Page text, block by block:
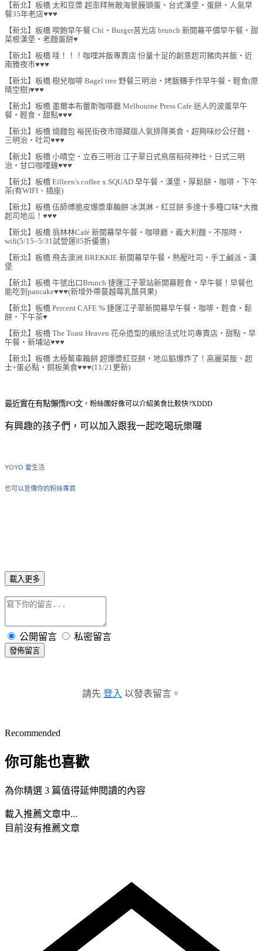
【新北】板橋 太和豆漿 超澎拜無敵海景饅頭蛋‧台式漢堡‧蛋餅‧人氣早
餐35年老店♥♥♥
【新北】板橋 喫飽早午餐 Chi‧Burger莒光店 brunch 新開幕平價早午餐‧甜
菜根漢堡‧老麵蛋餅♥
【新北】板橋 哇！！！咖哩丼飯專賣店 份量十足的創意起司豬肉丼飯‧近
南雅夜市♥♥♥
【新北】板橋 樹兒咖啡 Bagel tree 野餐三明治‧烤飯糰手作早午餐‧輕食(原
晴空樹)♥♥♥
【新北】板橋 墨爾本布蕾斯咖啡廳 Melbourne Press Cafe 迷人的波蛋早午
餐‧輕食‧甜點♥♥♥
【新北】板橋 燒麵包 裕民街夜市隱藏版人氣排隊美食‧超夠味炒公仔麵‧
三明治‧吐司♥♥♥
【新北】板橋 小晴空‧立吞三明治 江子翠日式鳥居稻荷神社‧日式三明
治‧甘口咖哩雞♥♥♥
【新北】板橋 Eilleen's coffee x SQUAD 早午餐‧漢堡‧厚鬆餅‧咖啡‧下午
茶(有WIFI、插座)
【新北】板橋 伍師傅脆皮爆漿車輪餅 冰淇淋‧紅豆餅 多達十多種口味*大推
起司地瓜！♥♥♥
【新北】板橋 翁林林Café 新開幕早午餐‧咖啡廳‧義大利麵‧不限時‧
wifi(5/15~5/31試營運85折優惠)
【新北】板橋 飛去澳洲 BREKKIE 新開幕早午餐‧熱壓吐司‧手工鹹派‧漢
堡
【新北】板橋 午號出口Brunch 捷運江子翠站新開幕輕食‧早午餐！早餐也
能吃到pancake♥♥♥(新增外帶蔓越莓乳酪貝果)
【新北】板橋 Percent CAFE % 捷運江子翠新開幕早午餐‧咖啡‧輕食‧鬆
餅‧下午茶♥
【新北】板橋 The Toast Heaven 花朵造型的繽紛法式吐司專賣店‧甜點‧早
午餐‧新埔站♥♥♥
【新北】板橋 太極鰲車輪餅 超爆漿紅豆餅‧地瓜餡爆炸了！高麗菜飯、起
士+蛋必點‧銅板美食♥♥♥(11/21更新)
最近實在有點懶惰PO文 ，粉絲團好像可以介紹美食比較快?XDDD
有興趣的孩子們，可以加入跟我一起吃喝玩樂囉
YOYO 愛生活
也可以宣傳你的粉絲專頁
載入更多
公開留言 私密留言
發佈留言
請先 登入 以發表留言。
Recommended
你可能也喜歡
為你精選 3 篇值得延伸閱讀的內容
載入推薦文章中...
目前沒有推薦文章